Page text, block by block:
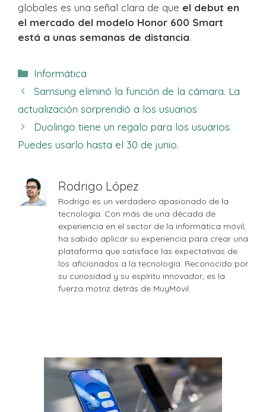
globales es una señal clara de que el debut en
el mercado del modelo Honor 600 Smart
está a unas semanas de distancia.
Categorías
Informática
Samsung eliminó la función de la cámara. La
actualización sorprendió a los usuarios
Duolingo tiene un regalo para los usuarios.
Puedes usarlo hasta el 30 de junio.
Rodrigo López
Rodrigo es un verdadero apasionado de la
tecnología. Con más de una década de
experiencia en el sector de la informática móvil,
ha sabido aplicar su experiencia para crear una
plataforma que satisface las expectativas de
los aficionados a la tecnología. Reconocido por
su curiosidad y su espíritu innovador, es la
fuerza motriz detrás de MuyMóvil.